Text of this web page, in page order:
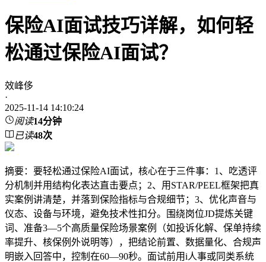
保险AI面试技巧详解，如何轻
松通过保险AI面试？
效峰侈
·
2025-11-14 14:10:24
阅读14分钟
已读48次
摘要：要轻松通过保险AI面试，核心在于三件事：1、吃透评
分机制并用结构化表达直击要点；2、用STAR/PEEL框架把真
实案例讲清楚，并落到保险指标与合规细节；3、优化声音与
仪态、设备与环境，避免技术性扣分。围绕岗位JD提炼关键
词、准备3—5个高质量保险场景案例（如投诉化解、保单持续
率提升、核保例外说明等），把结论前置、数据量化、合规声
明嵌入回答中，控制在60—90秒。面试前用i人事或同类系统